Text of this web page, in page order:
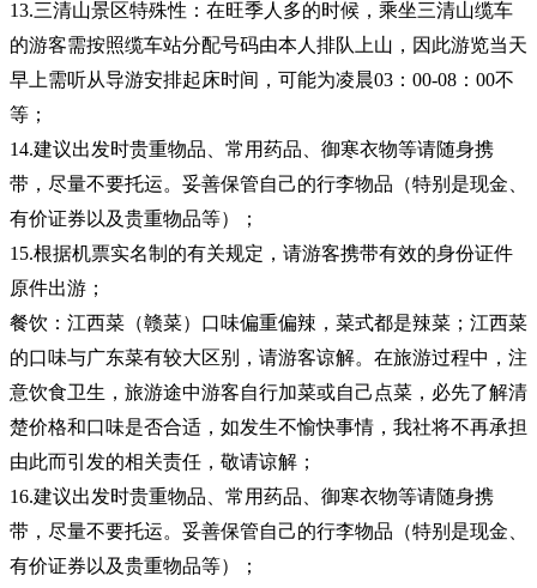
13.三清山景区特殊性：在旺季人多的时候，乘坐三清山缆车
的游客需按照缆车站分配号码由本人排队上山，因此游览当天
早上需听从导游安排起床时间，可能为凌晨03：00-08：00不
等；
14.建议出发时贵重物品、常用药品、御寒衣物等请随身携
带，尽量不要托运。妥善保管自己的行李物品（特别是现金、
有价证券以及贵重物品等）；
15.根据机票实名制的有关规定，请游客携带有效的身份证件
原件出游；
餐饮：江西菜（赣菜）口味偏重偏辣，菜式都是辣菜；江西菜
的口味与广东菜有较大区别，请游客谅解。在旅游过程中，注
意饮食卫生，旅游途中游客自行加菜或自己点菜，必先了解清
楚价格和口味是否合适，如发生不愉快事情，我社将不再承担
由此而引发的相关责任，敬请谅解；
16.建议出发时贵重物品、常用药品、御寒衣物等请随身携
带，尽量不要托运。妥善保管自己的行李物品（特别是现金、
有价证券以及贵重物品等）；